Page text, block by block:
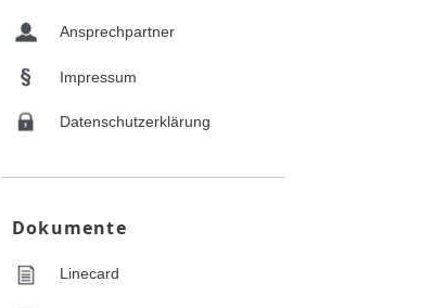
Ansprechpartner
Impressum
Datenschutzerklärung
Dokumente
Linecard